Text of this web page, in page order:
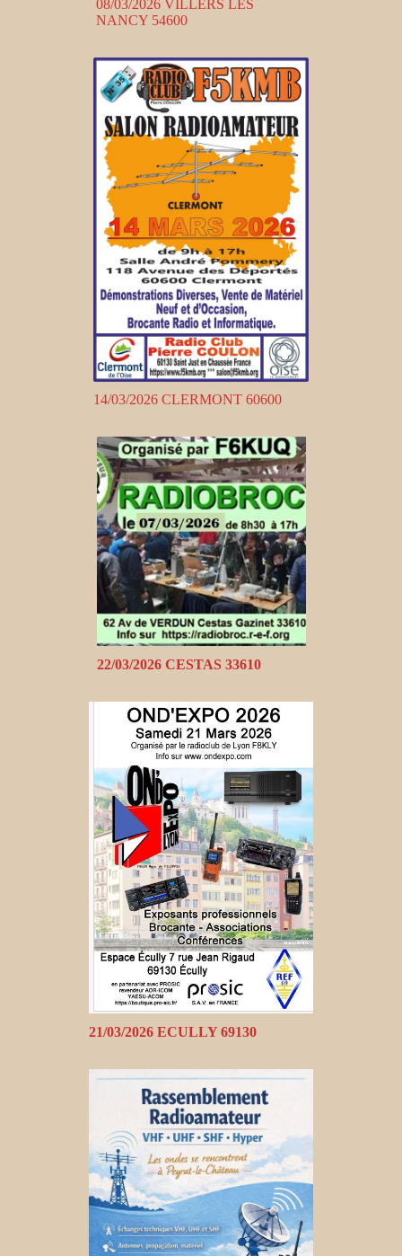
08/03/2026 VILLERS LES
NANCY 54600
14/03/2026 CLERMONT 60600
22/03/2026 CESTAS 33610
21/03/2026 ECULLY 69130